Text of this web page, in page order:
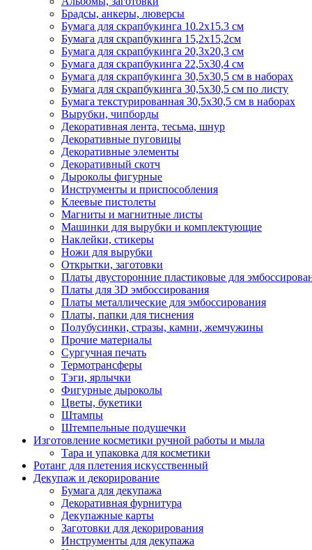
Брадсы, анкеры, люверсы
Бумага для скрапбукинга 10.2х15.3 см
Бумага для скрапбукинга 15,2х15,2см
Бумага для скрапбукинга 20,3х20,3 см
Бумага для скрапбукинга 22,5х30,4 см
Бумага для скрапбукинга 30,5х30,5 см в наборах
Бумага для скрапбукинга 30,5х30,5 см по листу
Бумага текстурированная 30,5х30,5 см в наборах
Вырубки, чипборды
Декоративная лента, тесьма, шнур
Декоративные пуговицы
Декоративные элементы
Декоративный скотч
Дыроколы фигурные
Инструменты и приспособления
Клеевые пистолеты
Магниты и магнитные листы
Машинки для вырубки и комплектующие
Наклейки, стикеры
Ножи для вырубки
Открытки, заготовки
Платы двусторонние пластиковые для
Платы для 3D эмбоссирования
Платы металлические для эмбоссирования
Платы, папки для тиснения
Полубусинки, стразы, камни, жемчужины
Прочие материалы
Сургучная печать
Термотрансферы
Тэги, ярлычки
Фигурные дыроколы
Цветы, букетики
Штампы
Штемпельные подушечки
Изготовление косметики ручной работы и мыла
Тара и упаковка для косметики
Ротанг для плетения искусственный
Декупаж и декорирование
Бумага для декупажа
Декоративная фурнитура
Декупажные карты
Заготовки для декорирования
Инструменты для декупажа